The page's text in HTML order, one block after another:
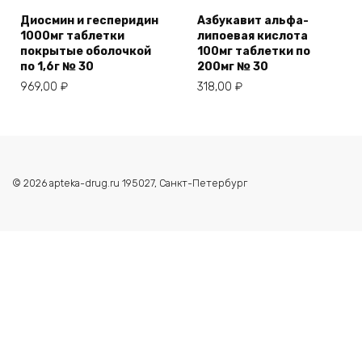
Диосмин и гесперидин
1000мг таблетки
покрытые оболочкой
по 1,6г № 30
969,00 ₽
Азбукавит альфа-
липоевая кислота
100мг таблетки по
200мг № 30
318,00 ₽
© 2026 apteka-drug.ru 195027, Санкт-Петербург